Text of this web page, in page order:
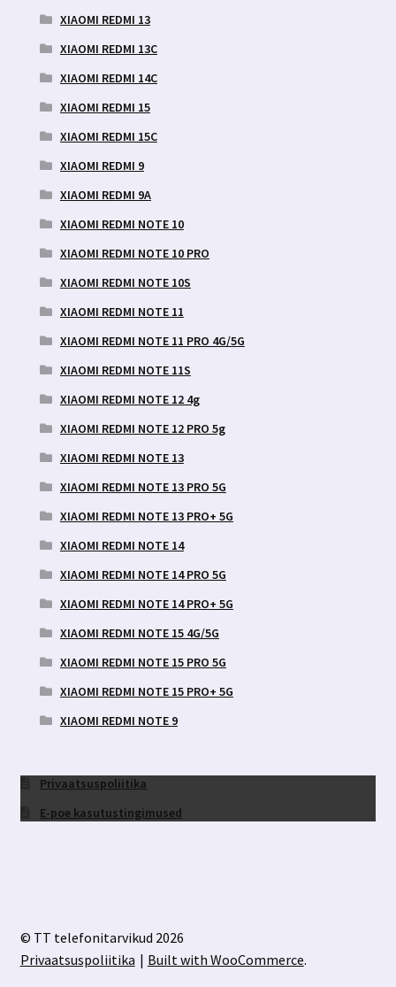
XIAOMI REDMI 13
XIAOMI REDMI 13C
XIAOMI REDMI 14C
XIAOMI REDMI 15
XIAOMI REDMI 15C
XIAOMI REDMI 9
XIAOMI REDMI 9A
XIAOMI REDMI NOTE 10
XIAOMI REDMI NOTE 10 PRO
XIAOMI REDMI NOTE 10S
XIAOMI REDMI NOTE 11
XIAOMI REDMI NOTE 11 PRO 4G/5G
XIAOMI REDMI NOTE 11S
XIAOMI REDMI NOTE 12 4g
XIAOMI REDMI NOTE 12 PRO 5g
XIAOMI REDMI NOTE 13
XIAOMI REDMI NOTE 13 PRO 5G
XIAOMI REDMI NOTE 13 PRO+ 5G
XIAOMI REDMI NOTE 14
XIAOMI REDMI NOTE 14 PRO 5G
XIAOMI REDMI NOTE 14 PRO+ 5G
XIAOMI REDMI NOTE 15 4G/5G
XIAOMI REDMI NOTE 15 PRO 5G
XIAOMI REDMI NOTE 15 PRO+ 5G
XIAOMI REDMI NOTE 9
Privaatsuspoliitika
E-poe kasutustingimused
© TT telefonitarvikud 2026
Privaatsuspoliitika
Built with WooCommerce.